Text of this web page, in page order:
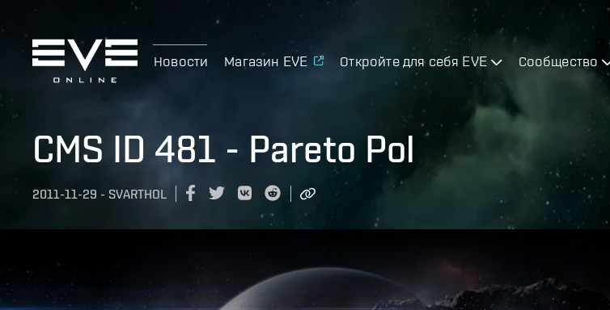
Новости Магазин EVE Откройте для себя EVE Сообщество
CMS ID 481 - Pareto Pol
2011-11-29 - SVARTHOL